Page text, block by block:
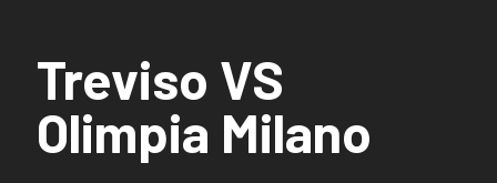
Treviso VS
Olimpia Milano